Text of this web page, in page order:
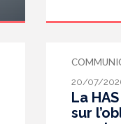
20/07/
La
sur